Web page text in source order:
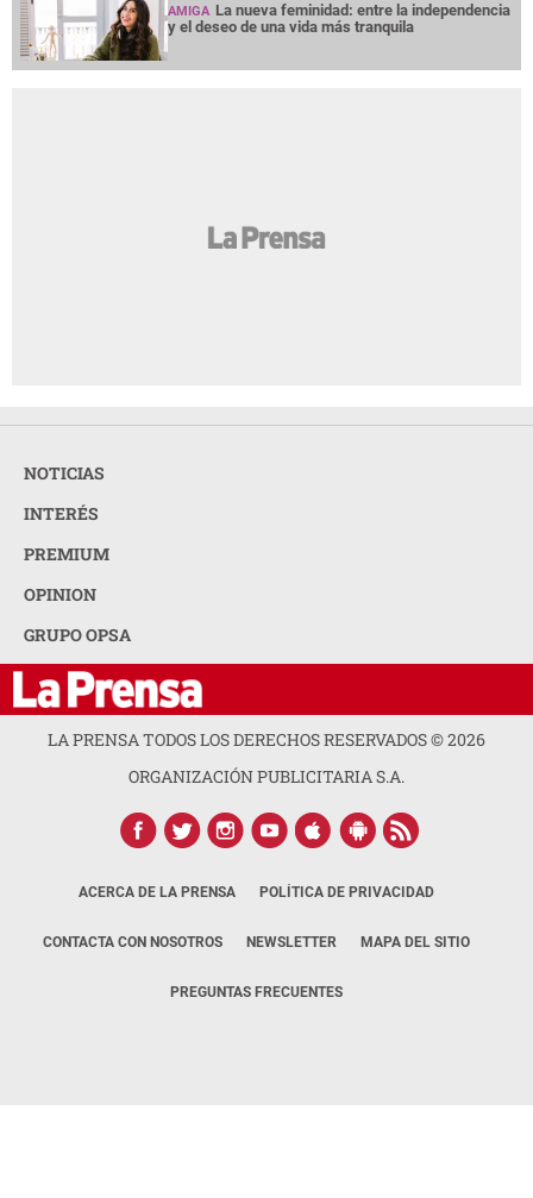
AMIGA La nueva feminidad: entre la independencia
y el deseo de una vida más tranquila
NOTICIAS
INTERÉS
PREMIUM
OPINION
GRUPO OPSA
LA PRENSA TODOS LOS DERECHOS RESERVADOS ©2026
ORGANIZACIÓN PUBLICITARIA S.A.
ACERCA DE LA PRENSA POLÍTICA DE PRIVACIDAD
CONTACTA CON NOSOTROS NEWSLETTER MAPA DEL SITIO
PREGUNTAS FRECUENTES